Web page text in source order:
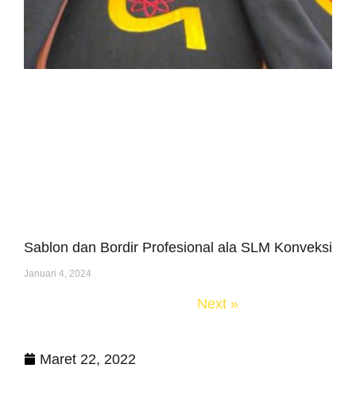
Maret 22, 2022
Sablon dan Bordir Profesional ala SLM Konveksi
Januari 4, 2024
Next »